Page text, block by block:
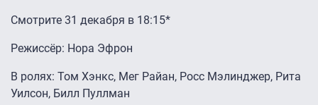
Смотрите 31 декабря в 18:15*
Режиссёр: Нора Эфрон
В ролях: Том Хэнкс, Мег Райан, Росс Мэлинджер, Рита
Уилсон, Билл Пуллман